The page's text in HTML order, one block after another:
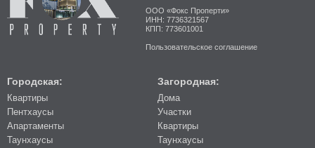
ООО «Фокс Проперти»
ИНН: 7736321567
КПП: 773601001
Пользовательское соглашение
Городская:
Квартиры
Пентхаусы
Апартаменты
Таунхаусы
Загородная:
Дома
Участки
Квартиры
Таунхаусы